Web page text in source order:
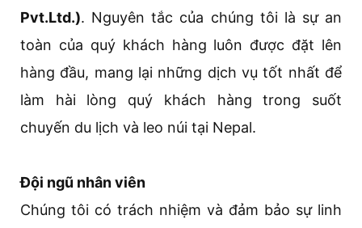
Pvt.Ltd.). Nguyên tắc của chúng tôi là sự an
toàn của quý khách hàng luôn được đặt lên
hàng đầu, mang lại những dịch vụ tốt nhất để
làm hài lòng quý khách hàng trong suốt
chuyến du lịch và leo núi tại Nepal.
Đội ngũ nhân viên
Chúng tôi có trách nhiệm và đảm bảo sự linh